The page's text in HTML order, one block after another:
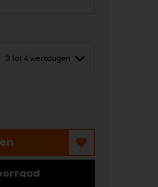
3 tot 4 werkdagen